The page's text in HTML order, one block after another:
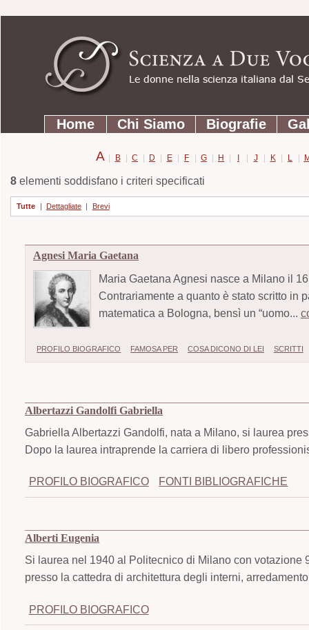
contenuti.
Strumenti
personali
SezioniHome Chi Siamo Biografie
A | B | C | D | E | F | G | H | I | J | K | L |
8elementi soddisfano i criteri specificati
Tutte | Dettagliate | Brevi
Agnesi Maria Gaetana
Maria Gaetana Agnesi nasce a Milano il
Contrariamente a quanto è stato scritto in
matematica a Bologna, bensì un “uomo...
PROFILO BIOGRAFICO FAMOSA PER COSA DICONO DI LEI SCRITTI
Albertazzi Gandolfi Gabriella
Gabriella Albertazzi Gandolfi, nata a Milano, si laurea
Dopo la laurea intraprende la carriera di libero
PROFILO BIOGRAFICO FONTI BIBLIOGRAFICHE
Alberti Eugenia
Si laurea nel 1940 al Politecnico di Milano con
presso la cattedra di architettura degli interni,
PROFILO BIOGRAFICO